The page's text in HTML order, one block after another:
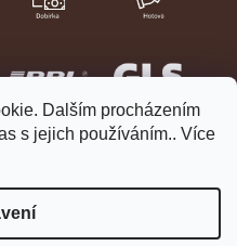
Dalším procházením
s jejich používáním.. Více
Shoptet